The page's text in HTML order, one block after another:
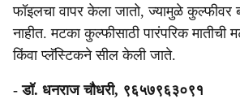
फॉइलचा वापर केला जातो, ज्यामुळे कुल्फीवर
नाहीत. मटका कुल्फीसाठी पारंपरिक मातीची
किंवा प्लॅस्टिकने सील केली जाते.
- डॉ. धनराज चौधरी, ९६५७९६३०९१